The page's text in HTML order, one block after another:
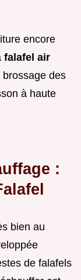
encore
falafel air
des
à haute
:
bien au
de falafels